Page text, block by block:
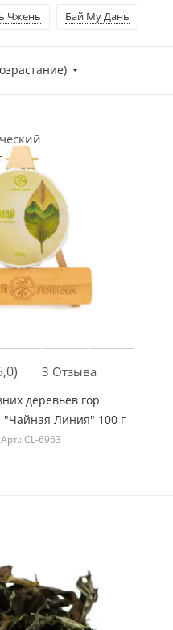
Чжень Бай Му Дань
3 Отзыва
деревьев гор
Линия" 100 г
Арт.: CL-6963